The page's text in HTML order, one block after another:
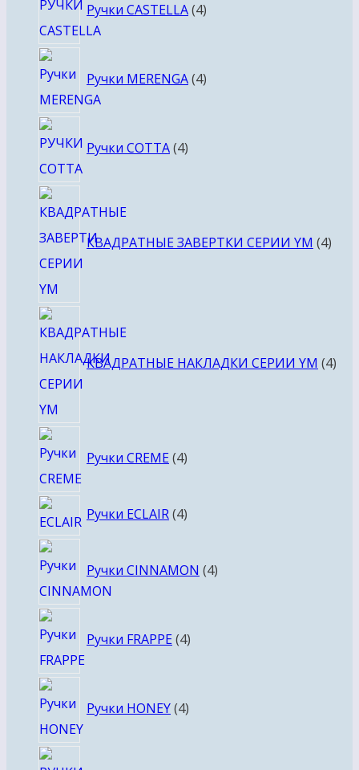
Ручки CASTELLA 4товара
Ручки MERENGA 4товара
Ручки COTTA 4товара
КВАДРАТНЫЕ ЗАВЕРТКИ СЕРИИ YM 4
КВАДРАТНЫЕ НАКЛАДКИ СЕРИИ YM 4
Ручки CREME 4товара
Ручки ECLAIR 44
Ручки CINNAMON 4товара
Ручки FRAPPE 4товара
Ручки HONEY 4товара